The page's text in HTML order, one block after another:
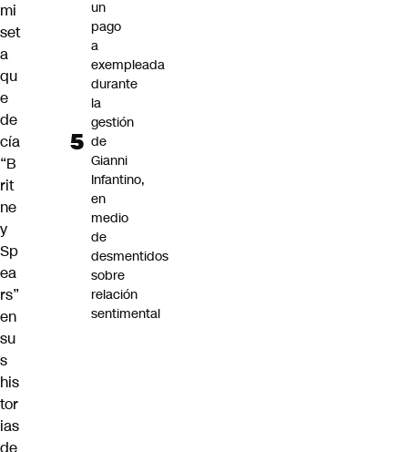
mi
set
a
qu
e
de
cía
“B
rit
ne
y
Sp
ea
rs”
en
su
s
his
tor
ias
de
un
pago
a
exempleada
durante
la
gestión
de
Gianni
Infantino,
en
medio
de
desmentidos
sobre
relación
sentimental